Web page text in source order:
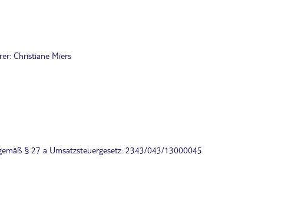
Christiane Miers
§ 27 a Umsatzsteuergesetz: 2343/043/13000045